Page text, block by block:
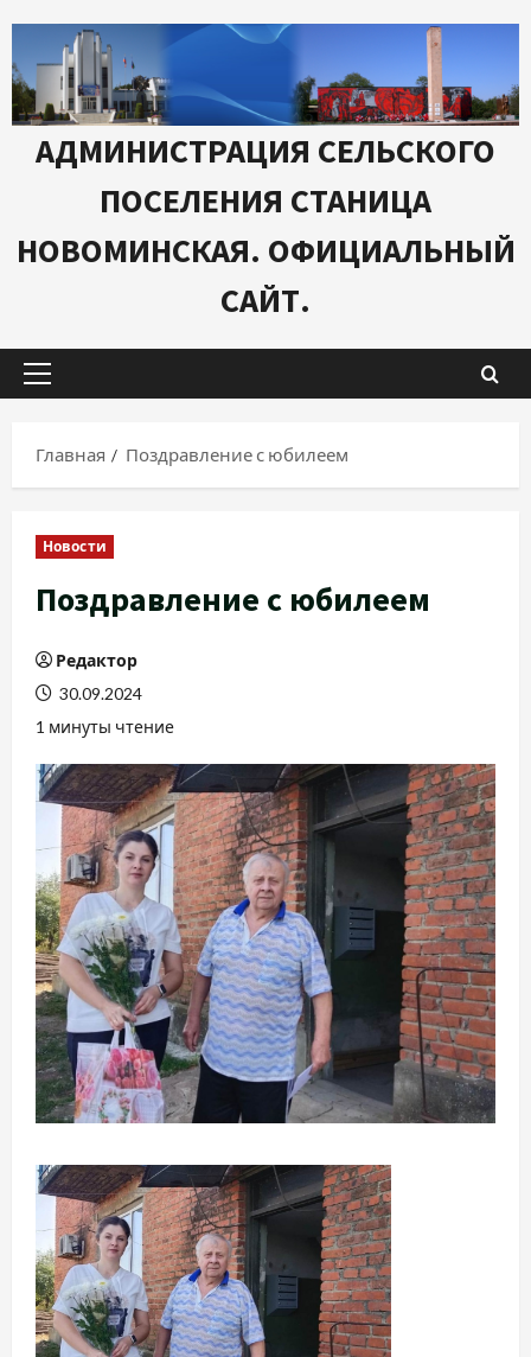
содержимому
АДМИНИСТРАЦИЯ СЕЛЬСКОГО
ПОСЕЛЕНИЯ СТАНИЦА
НОВОМИНСКАЯ. ОФИЦИАЛЬНЫЙ
САЙТ.
Основное
Главная
Поздравление с юбилеем
Новости
Поздравление с юбилеем
Редактор
30.09.2024
1 минуты чтение